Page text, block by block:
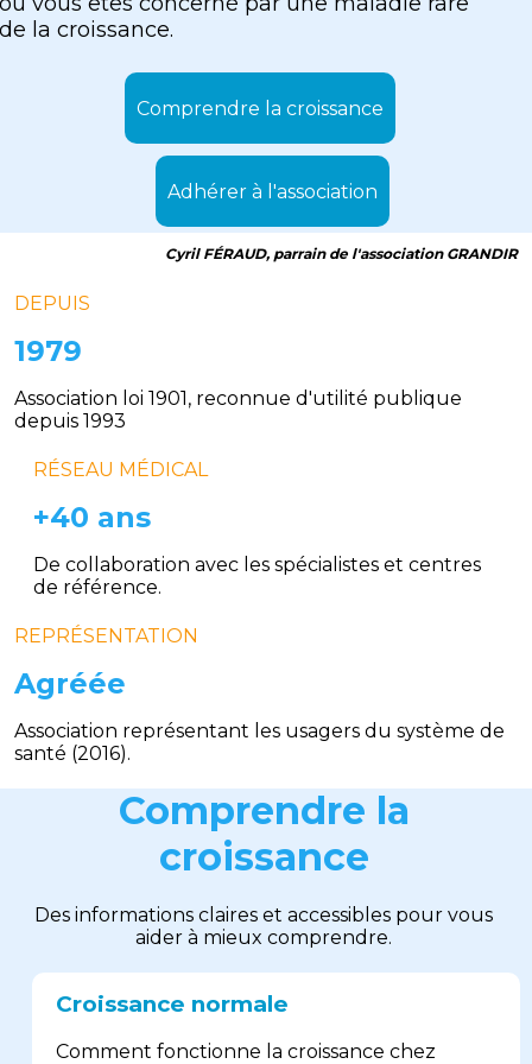
L'association Grandir
la croissance.
Comprendre la croissance
Adhérer à l'association
Cyril FÉRAUD, parrain de l'association GRANDIR
DEPUIS
1979
Association loi 1901, reconnue d'utilité publique
depuis 1993
RÉSEAU MÉDICAL
+40 ans
De collaboration avec les spécialistes et centres
de référence.
REPRÉSENTATION
Agréée
Association représentant les usagers du système de
santé (2016).
Comprendre la
croissance
Des informations claires et accessibles pour vous
aider à mieux comprendre.
Croissance normale
Comment fonctionne la croissance chez